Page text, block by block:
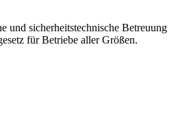
und sicherheitstechnische Betreuung
für Betriebe aller Größen.